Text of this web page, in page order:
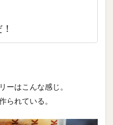
ーはこんな感じ。
られている。